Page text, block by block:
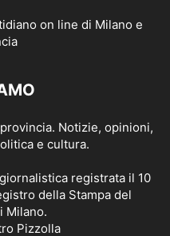
Notizie, opinioni,
e cultura.
registrata il 10
della Stampa del
Milano.
Pizzolla